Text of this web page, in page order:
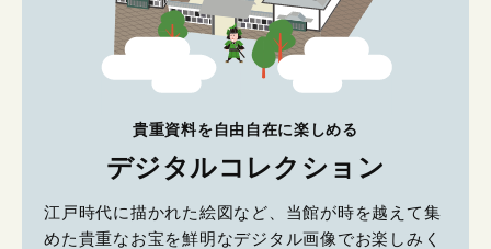
貴重資料を自由自在に楽しめる
デジタルコレクション
江戸時代に描かれた絵図など、当館が時を越えて集
めた貴重なお宝を鮮明なデジタル画像でお楽しみく